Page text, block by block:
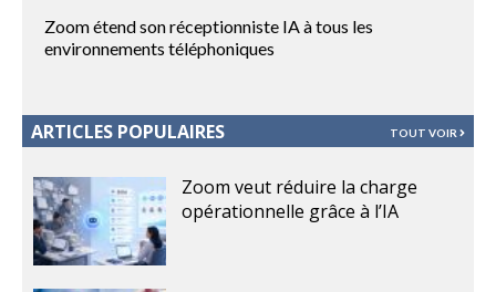
Zoom étend son réceptionniste IA à tous les
environnements téléphoniques
ARTICLES POPULAIRES TOUT VOIR
Zoom veut réduire la charge
opérationnelle grâce à l’IA